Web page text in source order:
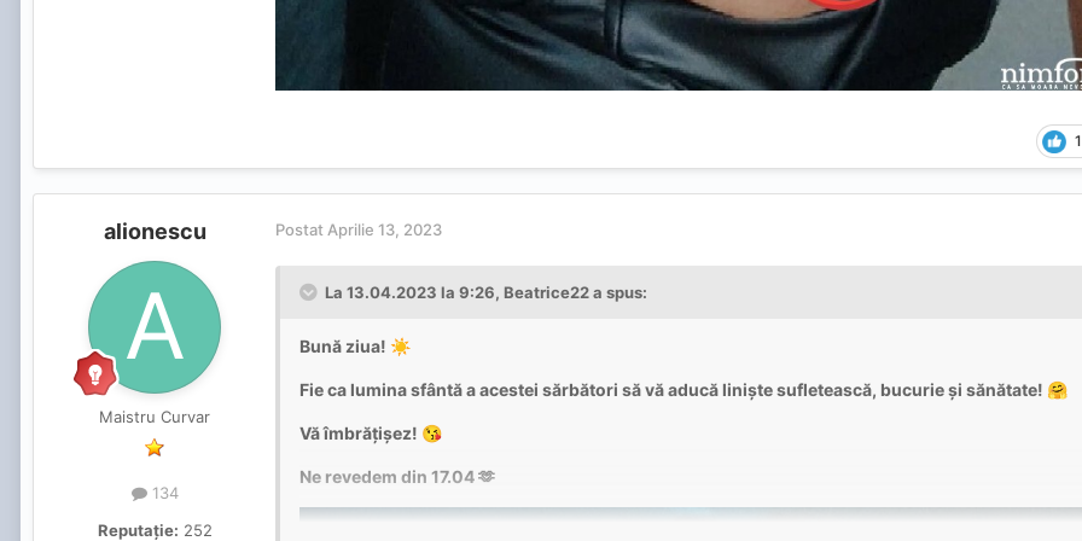
1
alionescu
Maistru Curvar
134
Reputație: 252
Postat Aprilie 13, 2023
La 13.04.2023 la 9:26, Beatrice22a spus:
Bună ziua! ☀️
Fie ca lumina sfântă a acestei sărbători să vă aducă liniște sufletească, bucurie și sănătate! 🤗
Vă îmbrățișez! 😘
Ne revedem din 17.04 🫶